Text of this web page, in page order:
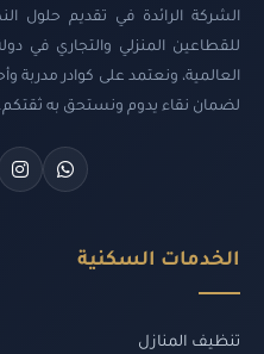
الشركة الرائدة في تقديم حلول
للقطاعين المنزلي والتجاري في
العالمية، ونعتمد على كوادر مدربة
لضمان نقاء يدوم ونستحق به ثقتكم.
الخدمات السكنية
تنظيف المنازل